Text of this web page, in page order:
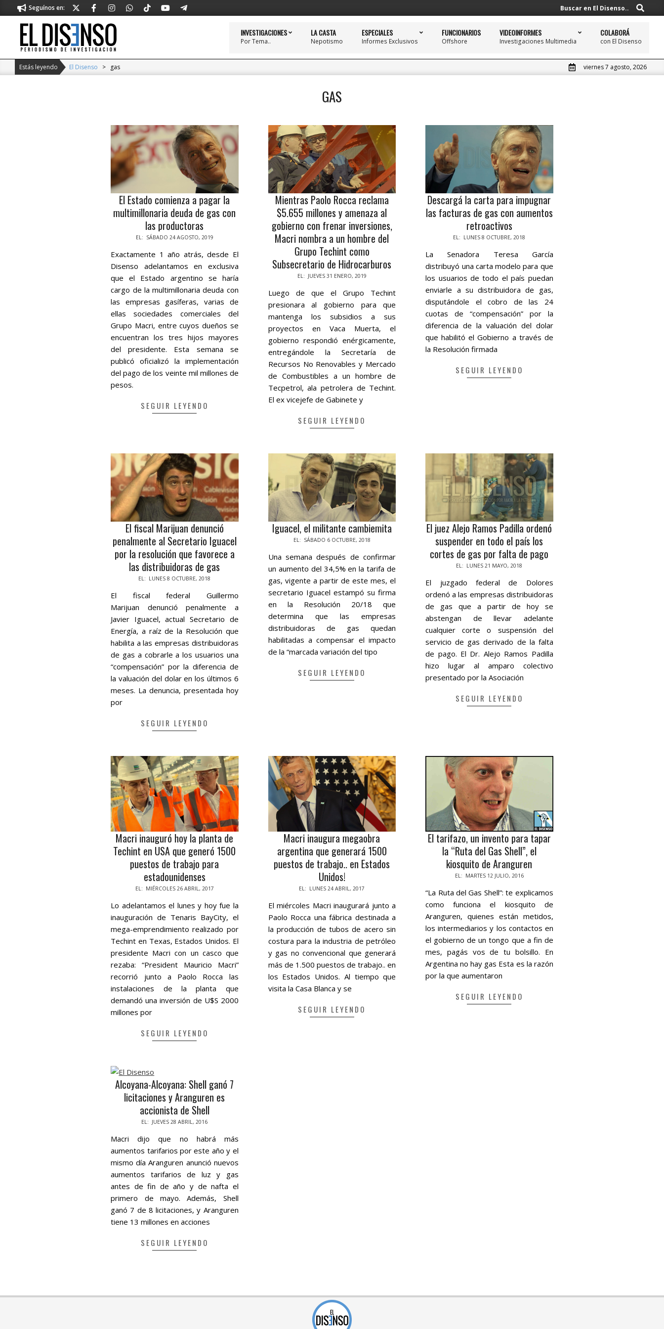
to
content
Seguínos en: Buscar en El Disenso.. Buscar
El
Disenso
INVESTIGACIONES
Por Tema..
LA CASTA
Nepotismo
ESPECIALES
Informes Exclusivos
FUNCIONARIOS
Offshore
VIDEOINFORMES
Investigaciones Multimedia
COLABORÁ
con El Disenso
Estás leyendo El Disenso > gas viernes 7 agosto, 2026
GAS
El Estado comienza a pagar la
multimillonaria deuda de gas con
las productoras
EL: SÁBADO 24 AGOSTO, 2019
Exactamente 1 año atrás, desde El
Disenso adelantamos en exclusiva
que el Estado argentino se haría
cargo de la multimillonaria deuda con
las empresas gasíferas, varias de
ellas sociedades comerciales del
Grupo Macri, entre cuyos dueños se
encuentran los tres hijos mayores
del presidente. Esta semana se
publicó oficializó la implementación
del pago de los veinte mil millones de
pesos.
SEGUIR LEYENDO
Mientras Paolo Rocca reclama
$5.655 millones y amenaza al
gobierno con frenar inversiones,
Macri nombra a un hombre del
Grupo Techint como
Subsecretario de Hidrocarburos
EL: JUEVES 31 ENERO, 2019
Luego de que el Grupo Techint
presionara al gobierno para que
mantenga los subsidios a sus
proyectos en Vaca Muerta, el
gobierno respondió enérgicamente,
entregándole la Secretaría de
Recursos No Renovables y Mercado
de Combustibles a un hombre de
Tecpetrol, ala petrolera de Techint.
El ex vicejefe de Gabinete y
SEGUIR LEYENDO
Descargá la carta para impugnar
las facturas de gas con aumentos
retroactivos
EL: LUNES 8 OCTUBRE, 2018
La Senadora Teresa García
distribuyó una carta modelo para que
los usuarios de todo el país puedan
enviarle a su distribuidora de gas,
disputándole el cobro de las 24
cuotas de “compensación” por la
diferencia de la valuación del dolar
que habilitó el Gobierno a través de
la Resolución firmada
SEGUIR LEYENDO
El fiscal Marijuan denunció
penalmente al Secretario Iguacel
por la resolución que favorece a
las distribuidoras de gas
EL: LUNES 8 OCTUBRE, 2018
El fiscal federal Guillermo
Marijuan denunció penalmente a
Javier Iguacel, actual Secretario de
Energía, a raíz de la Resolución que
habilita a las empresas distribuidoras
de gas a cobrarle a los usuarios una
“compensación” por la diferencia de
la valuación del dolar en los últimos 6
meses. La denuncia, presentada hoy
por
SEGUIR LEYENDO
Iguacel, el militante cambiemita
EL: SÁBADO 6 OCTUBRE, 2018
Una semana después de confirmar
un aumento del 34,5% en la tarifa de
gas, vigente a partir de este mes, el
secretario Iguacel estampó su firma
en la Resolución 20/18 que
determina que las empresas
distribuidoras de gas quedan
habilitadas a compensar el impacto
de la “marcada variación del tipo
SEGUIR LEYENDO
El juez Alejo Ramos Padilla ordenó
suspender en todo el país los
cortes de gas por falta de pago
EL: LUNES 21 MAYO, 2018
El juzgado federal de Dolores
ordenó a las empresas distribuidoras
de gas que a partir de hoy se
abstengan de llevar adelante
cualquier corte o suspensión del
servicio de gas derivado de la falta
de pago. El Dr. Alejo Ramos Padilla
hizo lugar al amparo colectivo
presentado por la Asociación
SEGUIR LEYENDO
Macri inauguró hoy la planta de
Techint en USA que generó 1500
puestos de trabajo para
estadounidenses
EL: MIÉRCOLES 26 ABRIL, 2017
Lo adelantamos el lunes y hoy fue la
inauguración de Tenaris BayCity, el
mega-emprendimiento realizado por
Techint en Texas, Estados Unidos. El
presidente Macri con un casco que
rezaba: “President Mauricio Macri”
recorrió junto a Paolo Rocca las
instalaciones de la planta que
demandó una inversión de U$S 2000
millones por
SEGUIR LEYENDO
Macri inaugura megaobra
argentina que generará 1500
puestos de trabajo.. en Estados
Unidos!
04-
EL: LUNES 24 ABRIL, 2017
El miércoles Macri inaugurará junto a
Paolo Rocca una fábrica destinada a
la producción de tubos de acero sin
costura para la industria de petróleo
y gas no convencional que generará
más de 1.500 puestos de trabajo.. en
los Estados Unidos. Al tiempo que
visita la Casa Blanca y se
SEGUIR LEYENDO
El tarifazo, un invento para tapar
la “Ruta del Gas Shell”, el
kiosquito de Aranguren
EL: MARTES 12 JULIO, 2016
“La Ruta del Gas Shell”: te explicamos
como funciona el kiosquito de
Aranguren, quienes están metidos,
los intermediarios y los contactos en
el gobierno de un tongo que a fin de
mes, pagás vos de tu bolsillo. En
Argentina no hay gas Esta es la razón
por la que aumentaron
SEGUIR LEYENDO
Alcoyana-Alcoyana: Shell ganó 7
licitaciones y Aranguren es
accionista de Shell
EL: JUEVES 28 ABRIL, 2016
Macri dijo que no habrá más
aumentos tarifarios por este año y el
mismo día Aranguren anunció nuevos
aumentos tarifarios de luz y gas
antes de fin de año y de nafta el
primero de mayo. Además, Shell
ganó 7 de 8 licitaciones, y Aranguren
tiene 13 millones en acciones
SEGUIR LEYENDO